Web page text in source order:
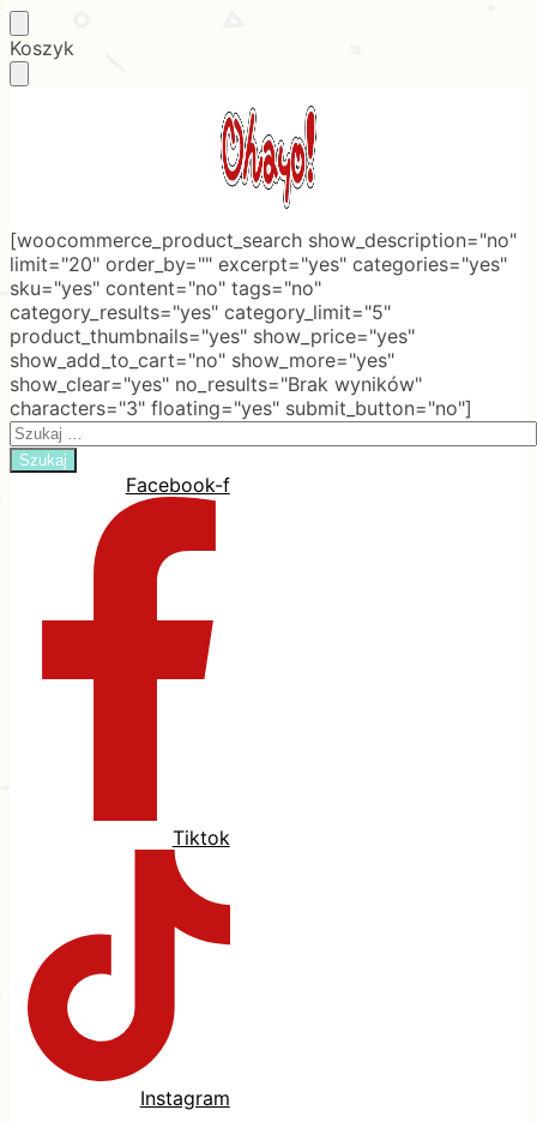
Skip
to
Skip
to
Koszyk
[woocommerce_product_search show_description="no"
limit="20" order_by="" excerpt="yes" categories="yes"
sku="yes" content="no" tags="no"
category_results="yes" category_limit="5"
product_thumbnails="yes" show_price="yes"
show_add_to_cart="no" show_more="yes"
show_clear="yes" no_results="Brak wyników"
characters="3" floating="yes" submit_button="no"]
Search
for:
Facebook-f
Tiktok
Instagram